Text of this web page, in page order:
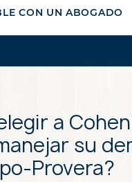
CON UN ABOGADO
a
su
Provera?